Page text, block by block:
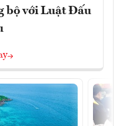
bộ với Luật Đấu